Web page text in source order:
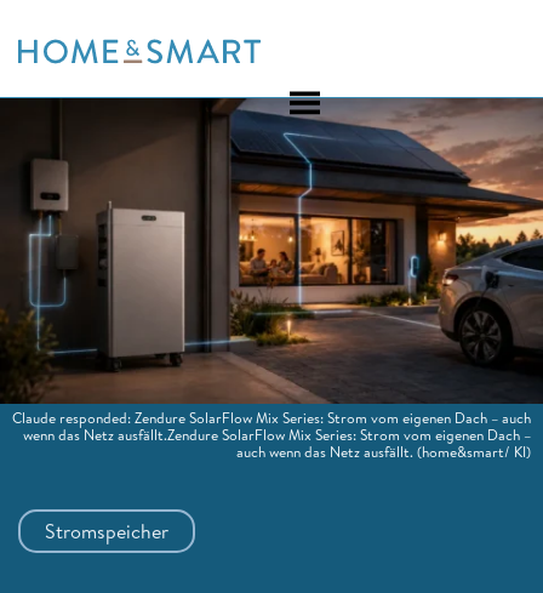
to
Stromspeicher
Claude responded: Zendure SolarFlow Mix Series: Strom vom eigenen Dach – auch
wenn das Netz ausfällt.Zendure SolarFlow Mix Series: Strom vom eigenen Dach –
auch wenn das Netz ausfällt.(home&smart/ KI)